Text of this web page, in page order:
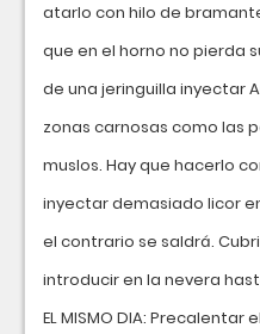
atarlo con hilo de
que en el horno no pierda
de una jeringuilla inyectar
zonas carnosas como las
muslos. Hay que hacerlo
inyectar demasiado licor
el contrario se saldrá.
introducir en la nevera
EL MISMO DIA: Precalentar